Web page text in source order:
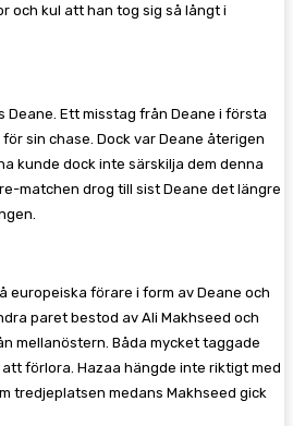
och kul att han tog sig så långt i
Deane. Ett misstag från Deane i första
sin chase. Dock var Deane återigen
kunde dock inte särskilja dem denna
matchen drog till sist Deane det längre
europeiska förare i form av Deane och
paret bestod av Ali Makhseed och
mellanöstern. Båda mycket taggade
förlora. Hazaa hängde inte riktigt med
tredjeplatsen medans Makhseed gick